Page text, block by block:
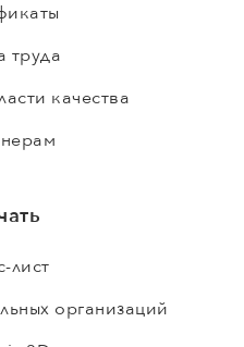
труда
качества
лист
организаций